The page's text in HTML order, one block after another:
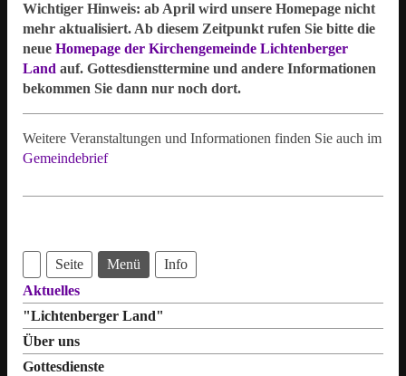
Wichtiger Hinweis: ab April wird unsere Homepage nicht
mehr aktualisiert. Ab diesem Zeitpunkt rufen Sie bitte die
neueHomepage der Kirchengemeinde Lichtenberger
Land auf.Gottesdiensttermine und andere Informationen
bekommen Sie dann nur noch dort.
Weitere Veranstaltungen und Informationen finden Sie auch im
Gemeindebrief
Seite Menü
Info
Aktuelles
"Lichtenberger Land"
Über uns
Gottesdienste